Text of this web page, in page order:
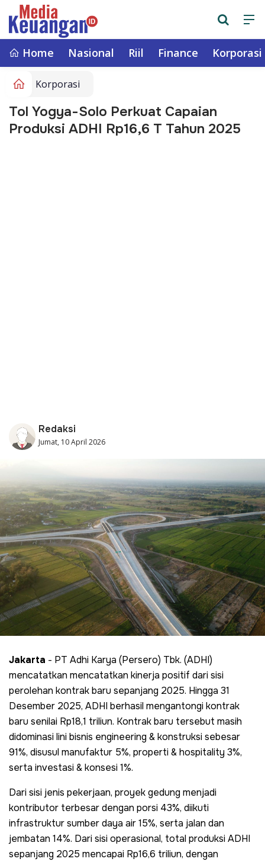
Home Nasional Riil Finance Korporasi
Korporasi
Tol Yogya-Solo Perkuat Capaian
Produksi ADHI Rp16,6 T Tahun 2025
Redaksi
Jumat, 10 April 2026
Jakarta - PT Adhi Karya (Persero) Tbk. (ADHI)
mencatatkan mencatatkan kinerja positif dari sisi
perolehan kontrak baru sepanjang 2025. Hingga 31
Desember 2025, ADHI berhasil mengantongi kontrak
baru senilai Rp18,1 triliun. Kontrak baru tersebut masih
didominasi lini bisnis engineering & konstruksi sebesar
91%, disusul manufaktur 5%, properti & hospitality 3%,
serta investasi & konsesi 1%.
Dari sisi jenis pekerjaan, proyek gedung menjadi
kontributor terbesar dengan porsi 43%, diikuti
infrastruktur sumber daya air 15%, serta jalan dan
jembatan 14%. Dari sisi operasional, total produksi ADHI
sepanjang 2025 mencapai Rp16,6 triliun, dengan